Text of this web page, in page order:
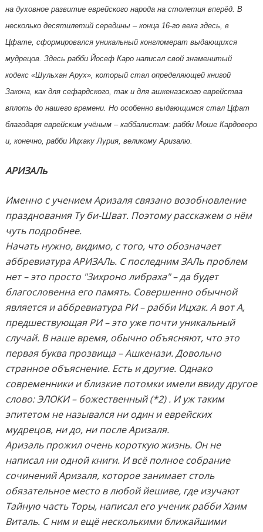
на духовное развитие еврейского народа на столетия вперёд. В
несколько десятилетий середины – конца 16-го века здесь, в
Цфате, сформировался уникальный конгломерат выдающихся
мудрецов. Здесь рабби Йосеф Каро написал свой знаменитый
кодекс «Шульхан Арух», который стал определяющей книгой
Закона, как для сефардского, так и для ашкеназского еврейства
вплоть до нашего времени. Но особенно выдающимся стал Цфат
благодаря еврейским учёным – каббалистам: рабби Моше Кардоверо
и, конечно, рабби Ицхаку Лурия, великому Аризалю.
АРИЗАЛь
Именно с учением Аризаля связано возобновление
празднования Ту би-Шват. Поэтому расскажем о нём
чуть подробнее.
Начать нужно, видимо, с того, что обозначает
аббревиатура АРИЗАЛь. С последним ЗАЛь проблем
нет – это просто "Зихроно либраха" – да будет
благословенна его память. Совершенно обычной
является и аббревиатура РИ – рабби Ицхак. А вот А,
предшествующая РИ – это уже почти уникальный
случай. В наше время, обычно объясняют, что это
первая буква прозвища – Ашкенази. Довольно
странное объяснение. Есть и другие. Однако
современники и близкие потомки имели ввиду другое
слово: ЭЛОКИ – божественный (*2) . И уж таким
эпитетом не назывался ни один и еврейских
мудрецов, ни до, ни после Аризаля.
Аризаль прожил очень короткую жизнь. Он не
написал ни одной книги. И всё полное собрание
сочинений Аризаля, которое занимает столь
обязательное место в любой йешиве, где изучают
Тайную часть Торы, написал его ученик рабби Хаим
Виталь. С ним и ещё несколькими ближайшими